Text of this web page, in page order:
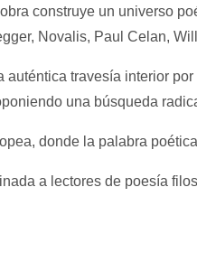
construye un universo
Novalis, Paul Celan,
travesía interior
una búsqueda
donde la palabra
a lectores de poesía